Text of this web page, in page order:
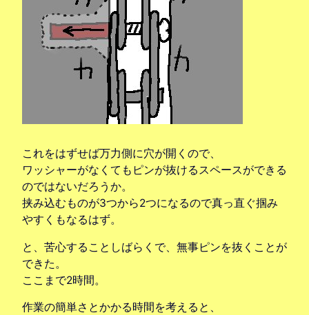
これをはずせば万力側に穴が開くので、
ワッシャーがなくてもピンが抜けるスペースができる
のではないだろうか。
挟み込むものが3つから2つになるので真っ直ぐ掴み
やすくもなるはず。
と、苦心することしばらくで、無事ピンを抜くことが
できた。
ここまで2時間。
作業の簡単さとかかる時間を考えると、